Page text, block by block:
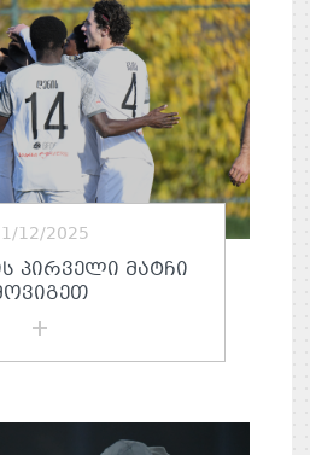
12/2025
ᲞᲘᲠᲕᲔᲚᲘ ᲛᲐᲢᲩᲘ